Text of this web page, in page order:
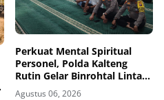
Perkuat Mental Spiritual
Personel, Polda Kalteng
Rutin Gelar Binrohtal Lintas
Agama
Agustus 06, 2026